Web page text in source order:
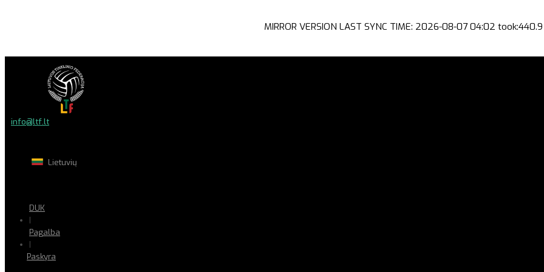
MIRROR VERSION LAST SYNC TIME: 2026-08-07 04:02
info@ltf.lt
Lietuvių
DUK
|
Pagalba
|
Paskyra